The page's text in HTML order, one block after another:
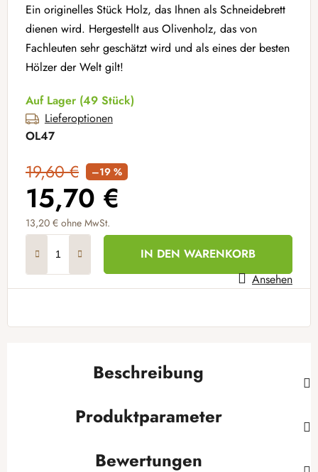
Ein originelles Stück Holz, das Ihnen als Schneidebrett
dienen wird. Hergestellt aus Olivenholz, das von
Fachleuten sehr geschätzt wird und als eines der besten
Hölzer der Welt gilt!
Auf Lager (49 Stück)
Lieferoptionen
OL47
19,60 € –19 %
15,70 €
13,20 € ohne MwSt.
IN DEN WARENKORB
Ansehen
Beschreibung
Produktparameter
Bewertungen